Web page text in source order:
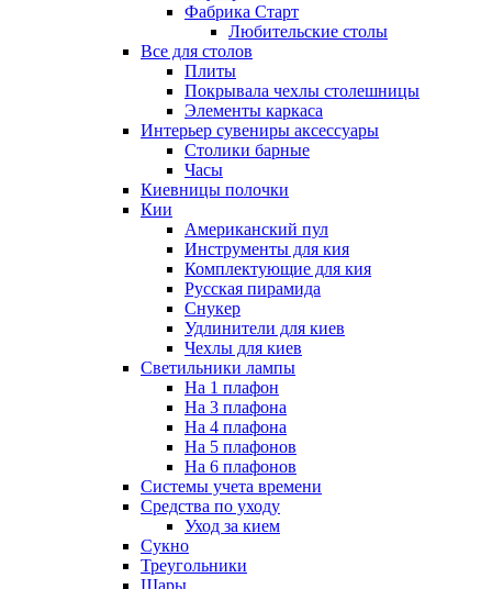
Фабрика Старт
Любительские столы
Все для столов
Плиты
Покрывала чехлы столешницы
Элементы каркаса
Интерьер сувениры аксессуары
Столики барные
Часы
Киевницы полочки
Кии
Американский пул
Инструменты для кия
Комплектующие для кия
Русская пирамида
Снукер
Удлинители для киев
Чехлы для киев
Светильники лампы
На 1 плафон
На 3 плафона
На 4 плафона
На 5 плафонов
На 6 плафонов
Системы учета времени
Средства по уходу
Уход за кием
Сукно
Треугольники
Шары